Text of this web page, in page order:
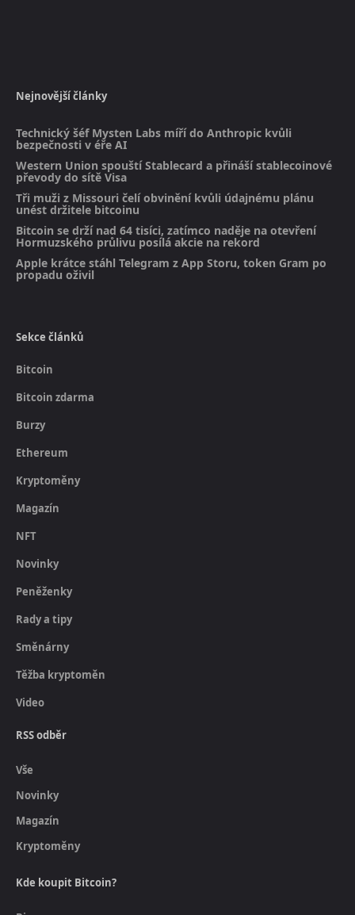
Nejnovější články
Technický šéf Mysten Labs míří do Anthropic kvůli
bezpečnosti v éře AI
Western Union spouští Stablecard a přináší stablecoinové
převody do sítě Visa
Tři muži z Missouri čelí obvinění kvůli údajnému plánu
unést držitele bitcoinu
Bitcoin se drží nad 64 tisíci, zatímco naděje na otevření
Hormuzského průlivu posílá akcie na rekord
Apple krátce stáhl Telegram z App Storu, token Gram po
propadu oživil
Sekce článků
Bitcoin
Bitcoin zdarma
Burzy
Ethereum
Kryptoměny
Magazín
NFT
Novinky
Peněženky
Rady a tipy
Směnárny
Těžba kryptoměn
Video
RSS odběr
Vše
Novinky
Magazín
Kryptoměny
Kde koupit Bitcoin?